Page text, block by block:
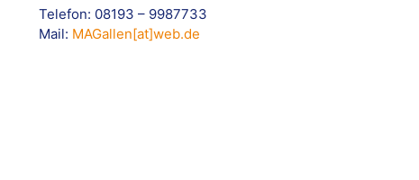
Telefon: 08193 – 9987733
Mail: MAGallen[at]web.de